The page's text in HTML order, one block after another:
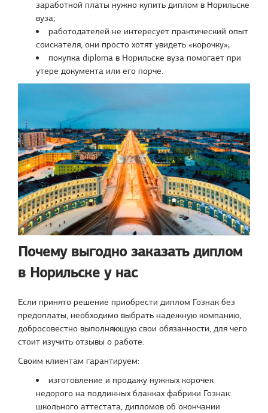
заработной платы нужно купить диплом в Норильске
вуза;
работодателей не интересует практический опыт
соискателя, они просто хотят увидеть «корочку»;
покупка diploma в Норильске вуза помогает при
утере документа или его порче.
Почему выгодно заказать диплом
в Норильске у нас
Если принято решение приобрести диплом Гознак без
предоплаты, необходимо выбрать надежную компанию,
добросовестно выполняющую свои обязанности, для чего
стоит изучить отзывы о работе.
Своим клиентам гарантируем:
изготовление и продажу нужных корочек
недорого на подлинных бланках фабрики Гознак:
школьного аттестата, дипломов об окончании